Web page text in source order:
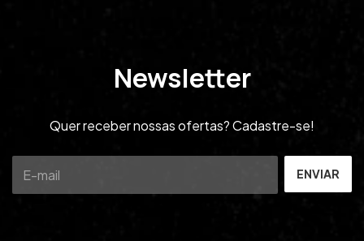
Newsletter
Quer receber nossas ofertas? Cadastre-se!